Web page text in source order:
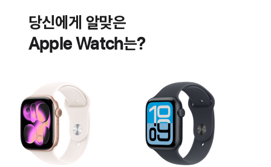
당신에게 알맞은
Apple Watch는?